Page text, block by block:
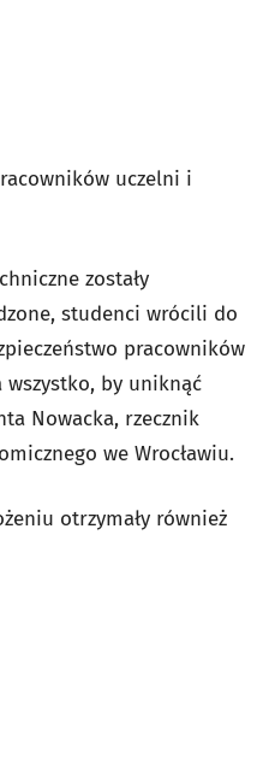
uczelni i
zostały
studenci wrócili do
pracowników
by uniknąć
Nowacka, rzecznik
we Wrocławiu.
otrzymały również